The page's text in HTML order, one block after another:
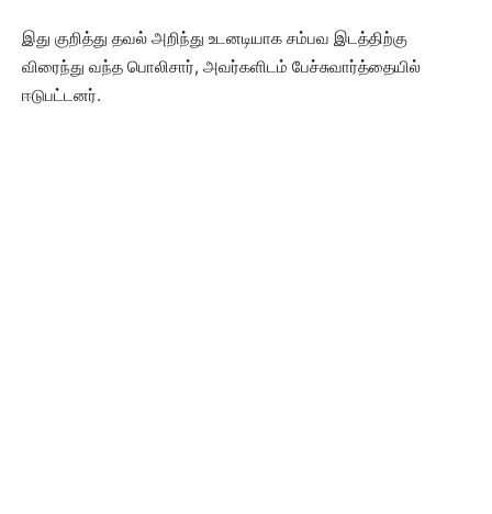
இது குறித்து தவல் அறிந்து உடனடியாக சம்பவ இடத்திற்கு
விரைந்து வந்த பொலிசார், அவர்களிடம் பேச்சுவார்த்தையில்
ஈடுபட்டனர்.